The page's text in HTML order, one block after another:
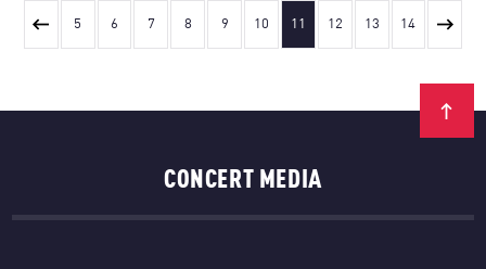
5 6 7 8 9 10 11 12 13 14
CONCERT MEDIA